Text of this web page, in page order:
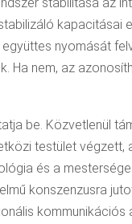
kapacitásai
nyomását
Ha nem, az
be. Közvetlenül
testület végzett,
és a
konszenzusra
kommunikációs